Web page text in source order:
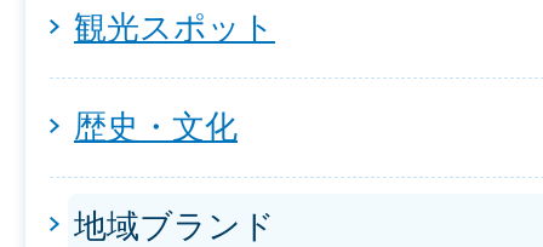
観光スポット
歴史・文化
地域ブランド